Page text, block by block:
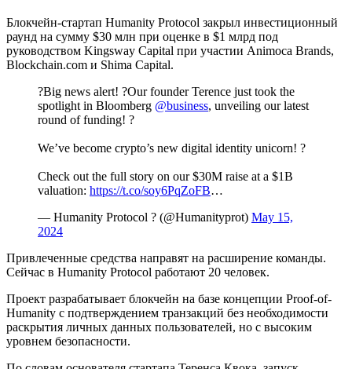
Блокчейн-стартап Humanity Protocol закрыл инвестиционный
раунд на сумму $30 млн при оценке в $1 млрд под
руководством Kingsway Capital при участии Animoca Brands,
Blockchain.com и Shima Capital.
?Big news alert! ?Our founder Terence just took the
spotlight in Bloomberg @business, unveiling our latest
round of funding! ?
We’ve become crypto’s new digital identity unicorn! ?
Check out the full story on our $30M raise at a $1B
valuation: https://t.co/soy6PqZoFB…
— Humanity Protocol ?️ (@Humanityprot) May 15,
2024
Привлеченные средства направят на расширение команды.
Сейчас в Humanity Protocol работают 20 человек.
Проект разрабатывает блокчейн на базе концепции Proof-of-
Humanity с подтверждением транзакций без необходимости
раскрытия личных данных пользователей, но с высоким
уровнем безопасности.